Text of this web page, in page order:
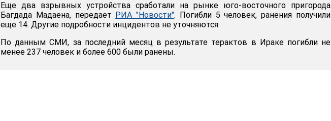
Еще два взрывных устройства сработали на рынке юго-восточного пригорода
Багдада Мадаена, передает РИА "Новости". Погибли 5 человек, ранения получили
еще 14. Другие подробности инцидентов не уточняются.
По данным СМИ, за последний месяц в результате терактов в Ираке погибли не
менее 237 человек и более 600 были ранены.